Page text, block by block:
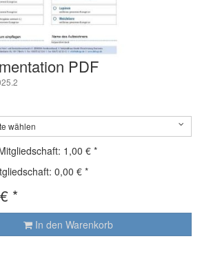
PDF
wählen
1,00 € *
0,00 € *
€ *
In den Warenkorb